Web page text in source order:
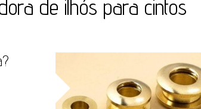
de ilhós para cintos